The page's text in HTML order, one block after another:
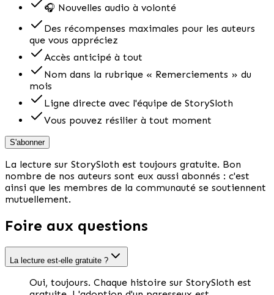
🎧 Nouvelles audio à volonté
Des récompenses maximales pour les auteurs
que vous appréciez
Accès anticipé à tout
Nom dans la rubrique « Remerciements » du
mois
Ligne directe avec l'équipe de StorySloth
Vous pouvez résilier à tout moment
S'abonner
La lecture sur StorySloth est toujours gratuite. Bon
nombre de nos auteurs sont eux aussi abonnés : c'est
ainsi que les membres de la communauté se soutiennent
mutuellement.
Foire aux questions
La lecture est-elle gratuite ?
Oui, toujours. Chaque histoire sur StorySloth est